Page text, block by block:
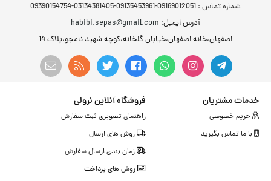
شماره تماس : 09169012051-09135453961-03134381405-09390154754
آدرس ایمیل: habibi.sepas@gmail.com
اصفهان،خانه اصفهان،خیابان گلخانه،کوچه شهید نامجو،پلاک 14
خدمات مشتریان
حریم خصوصی
با ما تماس بگیرید
فروشگاه آنلاین نرولی
راهنمای تصویری ثبت سفارش
روش های ارسال
زمان بندی ارسال سفارش
روش های پرداخت